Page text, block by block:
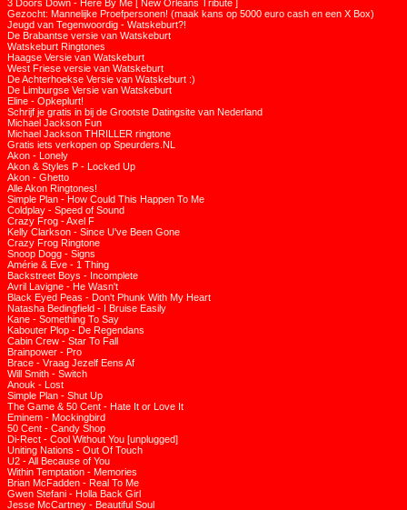
3 Doors Down - Here By Me [ New Orleans Tribute ]
Gezocht: Mannelijke Proefpersonen! (maak kans op 5000 euro cash en een X Box)
Jeugd van Tegenwoordig - Watskeburt?!
De Brabantse versie van Watskeburt
Watskeburt Ringtones
Haagse Versie van Watskeburt
West Friese versie van Watskeburt
De Achterhoekse Versie van Watskeburt :)
De Limburgse Versie van Watskeburt
Eline - Opkeplurt!
Schrijf je gratis in bij de Grootste Datingsite van Nederland
Michael Jackson Fun
Michael Jackson THRILLER ringtone
Gratis iets verkopen op Speurders.NL
Akon - Lonely
Akon & Styles P - Locked Up
Akon - Ghetto
Alle Akon Ringtones!
Simple Plan - How Could This Happen To Me
Coldplay - Speed of Sound
Crazy Frog - Axel F
Kelly Clarkson - Since U've Been Gone
Crazy Frog Ringtone
Snoop Dogg - Signs
Amérie & Eve - 1 Thing
Backstreet Boys - Incomplete
Avril Lavigne - He Wasn't
Black Eyed Peas - Don't Phunk With My Heart
Natasha Bedingfield - I Bruise Easily
Kane - Something To Say
Kabouter Plop - De Regendans
Cabin Crew - Star To Fall
Brainpower - Pro
Brace - Vraag Jezelf Eens Af
Will Smith - Switch
Anouk - Lost
Simple Plan - Shut Up
The Game & 50 Cent - Hate It or Love It
Eminem - Mockingbird
50 Cent - Candy Shop
Di-Rect - Cool Without You [unplugged]
Uniting Nations - Out Of Touch
U2 - All Because of You
Within Temptation - Memories
Brian McFadden - Real To Me
Gwen Stefani - Holla Back Girl
Jesse McCartney - Beautiful Soul